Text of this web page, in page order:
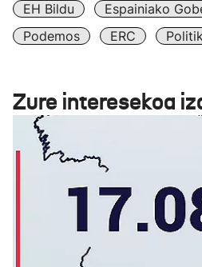
EH Bildu
Espainiako
Podemos
ERC
Zure interesekoa